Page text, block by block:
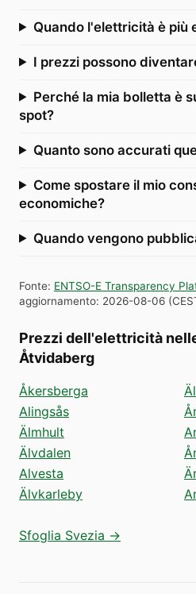
Quando l'elettricità è più
I prezzi possono
Perché la mia bolletta è
spot?
Quanto sono accurati
Come spostare il mio
economiche?
Quando vengono
Fonte: ENTSO-E Transparency
aggiornamento: 2026-08-06 (
Prezzi dell'elettricità
Åtvidaberg
Åkersberga
Alingsås
Älmhult
Älvdalen
Alvesta
Älvkarleby
Sfoglia Svezia →